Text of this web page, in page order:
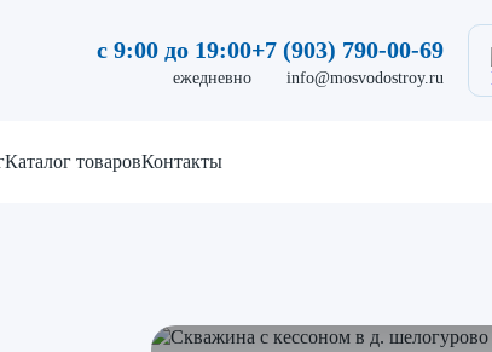
с 9:00 до 19:00
ежедневно
+7 (903) 790-00-69
info@mosvodostroy.ru
Каталог товаровКонтакты